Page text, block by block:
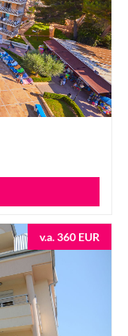
v.a. 360 EUR